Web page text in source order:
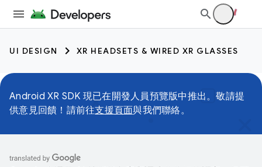
UI DESIGN XR HEADSETS & WIRED XR GLASSES
Android XR SDK 現已在開發人員預覽版中推出。敬請提
供意見回饋！請前往支援頁面與我們聯絡。